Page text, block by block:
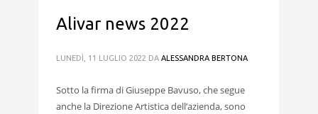
Alivar news 2022
LUNEDÌ, 11 LUGLIO 2022 DA ALESSANDRA BERTONA
Sotto la firma di Giuseppe Bavuso, che segue
anche la Direzione Artistica dell’azienda, sono